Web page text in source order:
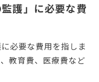
護」に必要な費
必要な費用を指しま
教育費、医療費など